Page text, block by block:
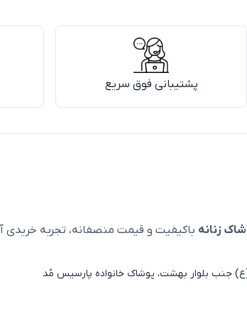
پشتیبانی فوق سریع
زنانه باکیفیت و قیمت منصفانه، تجربه خریدی
جنب بلوار بهشت، پوشاک خانواده پارسیس مُد